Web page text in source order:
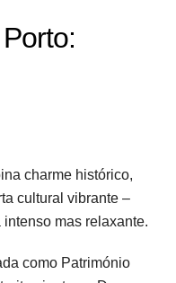
charme histórico,
cultural vibrante –
mas relaxante.
como Património